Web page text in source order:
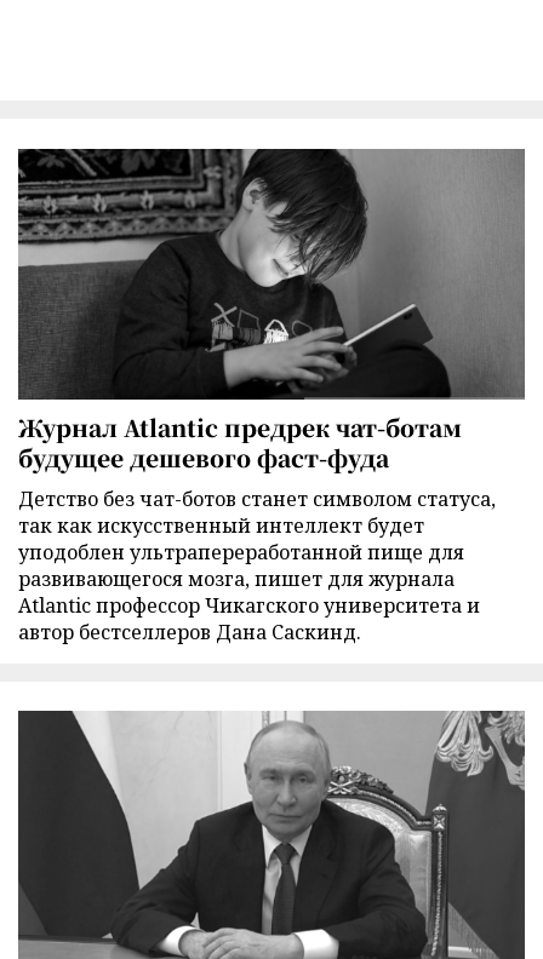
Журнал Atlantic предрек чат-ботам
будущее дешевого фаст-фуда
Детство без чат-ботов станет символом статуса,
так как искусственный интеллект будет
уподоблен ультрапереработанной пище для
развивающегося мозга, пишет для журнала
Atlantic профессор Чикагского университета и
автор бестселлеров Дана Саскинд.